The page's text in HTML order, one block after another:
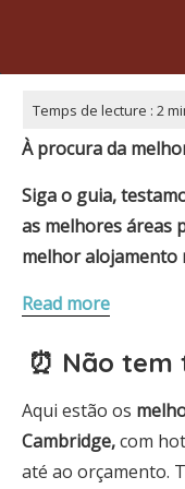
À procura da
Siga o guia,
as melhores áreas
melhor alojamento
Read more
⏰ Não
Aqui estão os
Cambridge,com
até ao orçamento.